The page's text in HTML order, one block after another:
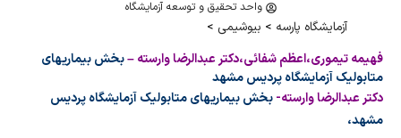
واحد تحقیق و توسعه آزمایشگاه
آزمایشگاه پارسه > بیوشیمی >
فهیمه تیموری،اعظم شفائی،دکتر عبدالرضا وارسته –بخش بیماریهای
متابولیک آزمایشگاه پردیس مشهد
دکتر عبدالرضا وارسته-بخش بیماریهای متابولیک آزمایشگاه پردیس
مشهد،